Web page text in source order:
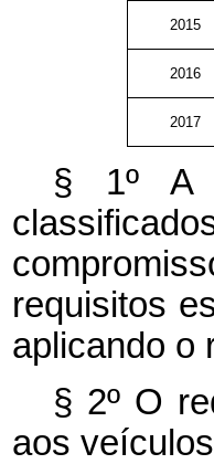
2015
2016
2017
§ 1º A
requisitos
aplicando o
§ 2º O
aos